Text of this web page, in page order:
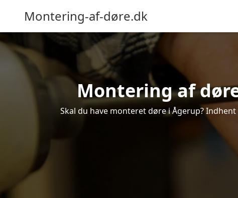
Montering-af-døre.dk
Montering af
Skal du have monteret døre i Ågerup?